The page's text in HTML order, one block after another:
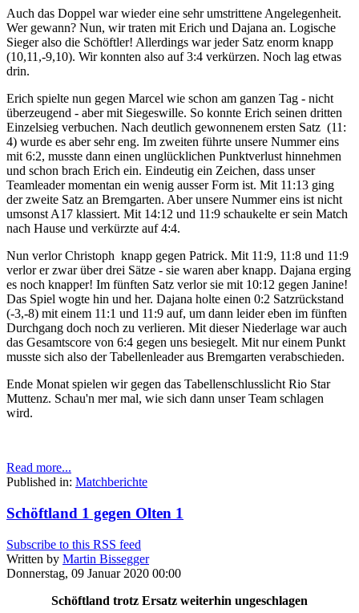
Auch das Doppel war wieder eine sehr umstrittene Angelegenheit.
Wer gewann? Nun, wir traten mit Erich und Dajana an. Logische
Sieger also die Schöftler! Allerdings war jeder Satz enorm knapp
(10,11,-9,10). Wir konnten also auf 3:4 verkürzen. Noch lag etwas
drin.
Erich spielte nun gegen Marcel wie schon am ganzen Tag - nicht
überzeugend - aber mit Siegeswille. So konnte Erich seinen dritten
Einzelsieg verbuchen. Nach deutlich gewonnenem ersten Satz (11:
4) wurde es aber sehr eng. Im zweiten führte unsere Nummer eins
mit 6:2, musste dann einen unglücklichen Punktverlust hinnehmen
und schon brach Erich ein. Eindeutig ein Zeichen, dass unser
Teamleader momentan ein wenig ausser Form ist. Mit 11:13 ging
der zweite Satz an Bremgarten. Aber unsere Nummer eins ist nicht
umsonst A17 klassiert. Mit 14:12 und 11:9 schaukelte er sein Match
nach Hause und verkürzte auf 4:4.
Nun verlor Christoph knapp gegen Patrick. Mit 11:9, 11:8 und 11:9
verlor er zwar über drei Sätze - sie waren aber knapp. Dajana erging
es noch knapper! Im fünften Satz verlor sie mit 10:12 gegen Janine!
Das Spiel wogte hin und her. Dajana holte einen 0:2 Satzrückstand
(-3,-8) mit einem 11:1 und 11:9 auf, um dann leider eben im fünften
Durchgang doch noch zu verlieren. Mit dieser Niederlage war auch
das Gesamtscore von 6:4 gegen uns besiegelt. Mit nur einem Punkt
musste sich also der Tabellenleader aus Bremgarten verabschieden.
Ende Monat spielen wir gegen das Tabellenschlusslicht Rio Star
Muttenz. Schau'n mer mal, wie sich dann unser Team schlagen
wird.
Read more...
Published in: Matchberichte
Schöftland 1 gegen Olten 1
Subscribe to this RSS feed
Written by Martin Bissegger
Donnerstag, 09 Januar 2020 00:00
Schöftland trotz Ersatz weiterhin ungeschlagen